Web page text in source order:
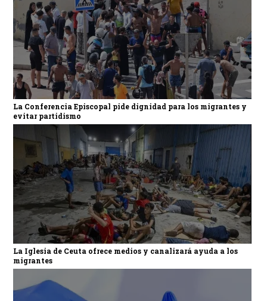
La Conferencia Episcopal pide dignidad para los migrantes y
evitar partidismo
La Iglesia de Ceuta ofrece medios y canalizará ayuda a los
migrantes